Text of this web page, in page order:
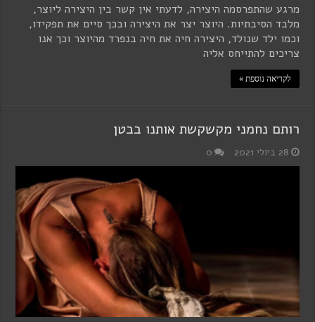
מרגע שהתפרסמה היצירה, לדעתי אין קשר בין היצירה ליוצר,
מלבד הסיבתיות. היוצר יצר את היצירה ובכך סיים את תפקידו,
וכמו ילד שנולד, היצירה חיה את חיה בנפרד מהיוצר וכך אנו
צריכים להתייחס אליה
לקריאה נוספת »
רותם נחמני מקשקשת אותנו בבטן
28 ביולי 2021 0